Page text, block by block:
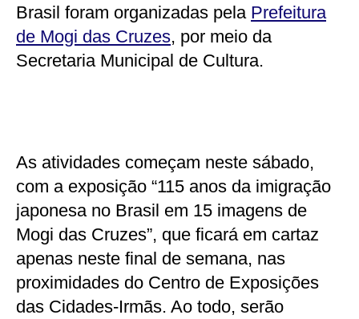
Brasil foram organizadas pela Prefeitura
de Mogi das Cruzes, por meio da
Secretaria Municipal de Cultura.
As atividades começam neste sábado,
com a exposição “115 anos da imigração
japonesa no Brasil em 15 imagens de
Mogi das Cruzes”, que ficará em cartaz
apenas neste final de semana, nas
proximidades do Centro de Exposições
das Cidades-Irmãs. Ao todo, serão